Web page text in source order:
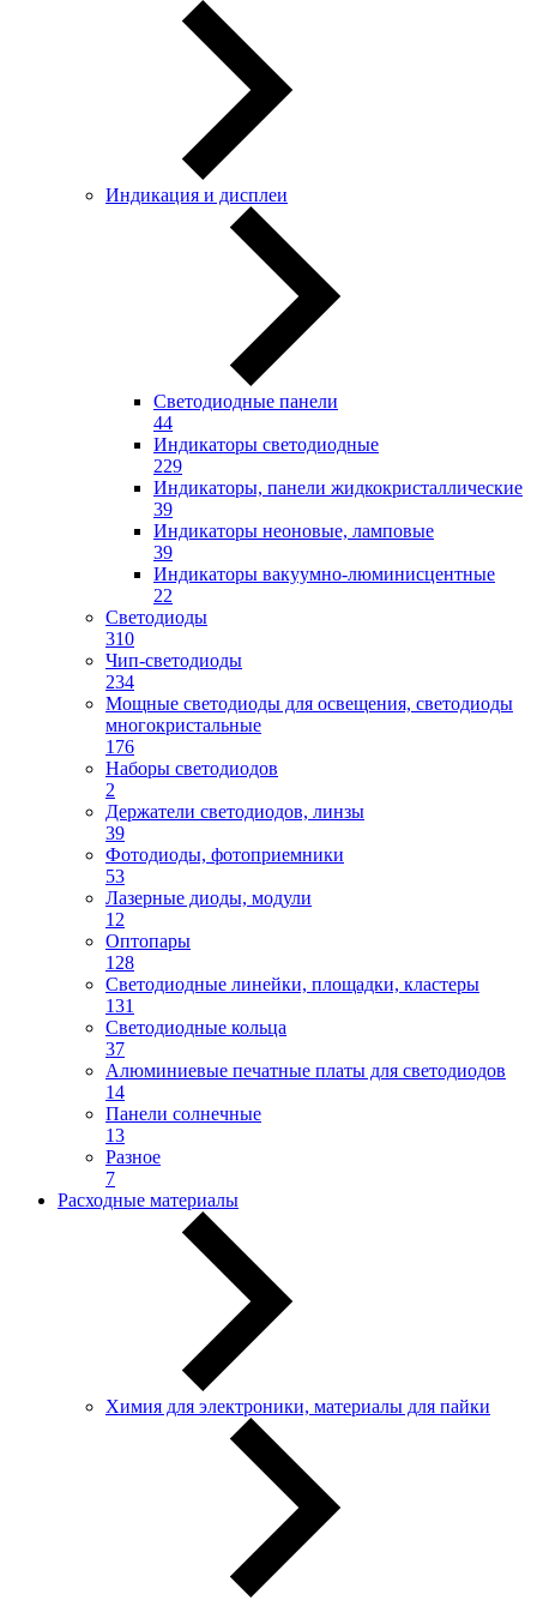
Индикация и дисплеи
Светодиодные панели
44
Индикаторы светодиодные
229
Индикаторы, панели жидкокристаллические
39
Индикаторы неоновые, ламповые
39
Индикаторы вакуумно-люминисцентные
22
Светодиоды
310
Чип-светодиоды
234
Мощные светодиоды для освещения, светодиоды
многокристальные
176
Наборы светодиодов
2
Держатели светодиодов, линзы
39
Фотодиоды, фотоприемники
53
Лазерные диоды, модули
12
Оптопары
128
Светодиодные линейки, площадки, кластеры
131
Светодиодные кольца
37
Алюминиевые печатные платы для светодиодов
14
Панели солнечные
13
Разное
7
Расходные материалы
Химия для электроники, материалы для пайки